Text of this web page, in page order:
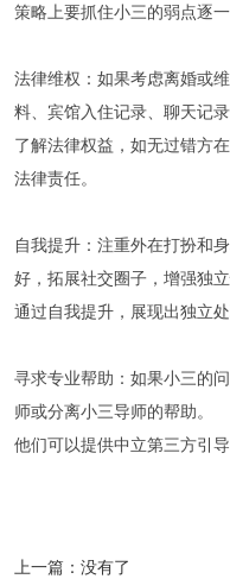
策略上要抓住小三的弱点逐
法律维权‌：如果考虑离婚或
料、宾馆入住记录、聊天记录
了解法律权益，如无过错方
法律责任。
自我提升‌：注重外在打扮和
好，拓展社交圈子，增强独立
通过自我提升，展现出独立
寻求专业帮助‌：如果小三的
师或分离小三导师的帮助。
他们可以提供中立第三方引
上一篇：没有了